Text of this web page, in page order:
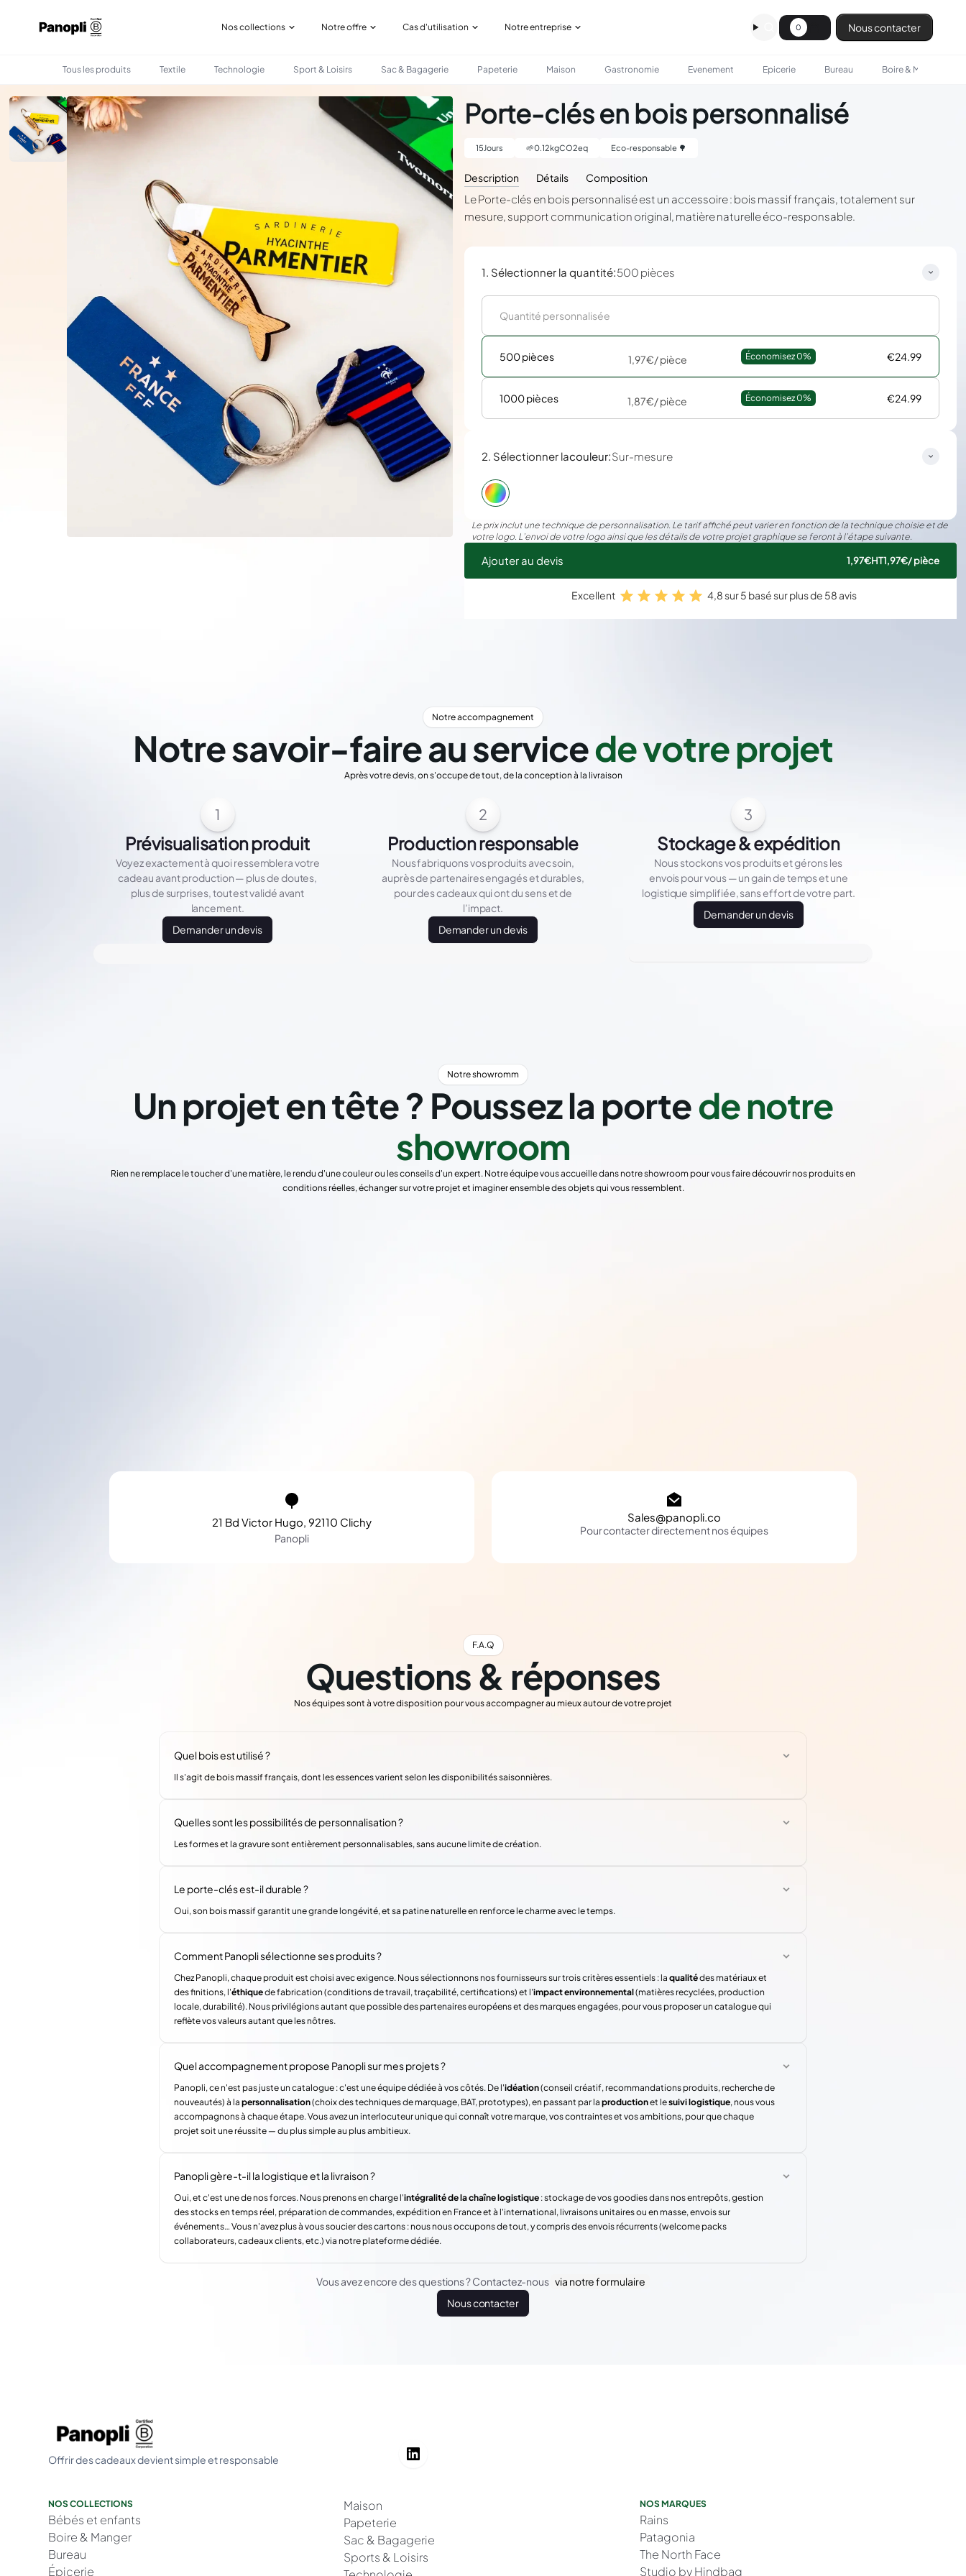
Nos collections Notre offre Cas d'utilisation Notre entreprise 0 Nous contacter
Tous les produits Textile Technologie Sport & Loisirs Sac & Bagagerie Papeterie Maison Gastronomie Evenement Epicerie Bureau Boire & Manger
EVENEMENT PORTE-CLÉS EN BOIS PERSONNALISÉ
Porte-clés en bois personnalisé
15 Jours 🌱0.12kgCO2eq Eco-responsable 🌳
Description Détails Composition
Le Porte-clés en bois personnalisé est un accessoire : bois massif français, totalement sur
mesure, support communication original, matière naturelle éco-responsable.
1. Sélectionner la quantité:500 pièces
500 pièces 1,97€/ pièce Économisez 0% €24.99
1000 pièces 1,87€/ pièce Économisez 0% €24.99
2. Sélectionner lacouleur:Sur-mesure
Le prix inclut une technique de personnalisation. Le tarif affiché peut varier en fonction de la technique choisie et de
votre logo. L’envoi de votre logo ainsi que les détails de votre projet graphique se feront à l’étape suivante.
Ajouter au devis 1,97€HT1,97€/ pièce
Excellent 4,8 sur 5 basé sur plus de 58 avis
Notre accompagnement
Notre savoir-faire au servicede votre projet
Après votre devis, on s'occupe de tout, de la conception à la livraison
1
Prévisualisation produit
Voyez exactement à quoi ressemblera votre
cadeau avant production — plus de doutes,
plus de surprises, tout est validé avant
lancement.
Demander un devis
2
Production responsable
Nous fabriquons vos produits avec soin,
auprès de partenaires engagés et durables,
pour des cadeaux qui ont du sens et de
l’impact.
Demander un devis
3
Stockage & expédition
Nous stockons vos produits et gérons les
envois pour vous — un gain de temps et une
logistique simplifiée, sans effort de votre part.
Demander un devis
Notre showromm
Un projet en tête ? Poussez la portede notre
showroom
Rien ne remplace le toucher d'une matière, le rendu d'une couleur ou les conseils d'un expert. Notre équipe vous accueille dans notre showroom pour vous faire découvrir nos produits en
conditions réelles, échanger sur votre projet et imaginer ensemble des objets qui vous ressemblent.
21 Bd Victor Hugo, 92110 Clichy
Panopli
Sales@panopli.co
Pour contacter directement nos équipes
F.A.Q
Questions & réponses
Nos équipes sont à votre disposition pour vous accompagner au mieux autour de votre projet
Quel bois est utilisé ?
Il s'agit de bois massif français, dont les essences varient selon les disponibilités saisonnières.
Quelles sont les possibilités de personnalisation ?
Les formes et la gravure sont entièrement personnalisables, sans aucune limite de création.
Le porte-clés est-il durable ?
Oui, son bois massif garantit une grande longévité, et sa patine naturelle en renforce le charme avec le temps.
Comment Panopli sélectionne ses produits ?
Chez Panopli, chaque produit est choisi avec exigence. Nous sélectionnons nos fournisseurs sur trois critères essentiels : la qualitédes matériaux et
des finitions, l'éthiquede fabrication (conditions de travail, traçabilité, certifications) et l'impact environnemental(matières recyclées, production
locale, durabilité). Nous privilégions autant que possible des partenaires européens et des marques engagées, pour vous proposer un catalogue qui
reflète vos valeurs autant que les nôtres.
Quel accompagnement propose Panopli sur mes projets ?
Panopli, ce n'est pas juste un catalogue : c'est une équipe dédiée à vos côtés. De l'idéation(conseil créatif, recommandations produits, recherche de
nouveautés) à la personnalisation(choix des techniques de marquage, BAT, prototypes), en passant par la productionet lesuivi logistique, nous vous
accompagnons à chaque étape. Vous avez un interlocuteur unique qui connaît votre marque, vos contraintes et vos ambitions, pour que chaque
projet soit une réussite — du plus simple au plus ambitieux.
Panopli gère-t-il la logistique et la livraison ?
Oui, et c'est une de nos forces. Nous prenons en charge l'intégralité de la chaîne logistique : stockage de vos goodies dans nos entrepôts, gestion
des stocks en temps réel, préparation de commandes, expédition en France et à l'international, livraisons unitaires ou en masse, envois sur
événements… Vous n'avez plus à vous soucier des cartons : nous nous occupons de tout, y compris des envois récurrents (welcome packs
collaborateurs, cadeaux clients, etc.) via notre plateforme dédiée.
Vous avez encore des questions ? Contactez-nous via notre formulaire
Nous contacter
Offrir des cadeaux devient simple et responsable
NOS COLLECTIONS
Bébés et enfants
Boire & Manger
Bureau
Épicerie
Maison
Papeterie
Sac & Bagagerie
Sports & Loisirs
NOS MARQUES
Rains
Patagonia
The North Face
Studio by Hindbag